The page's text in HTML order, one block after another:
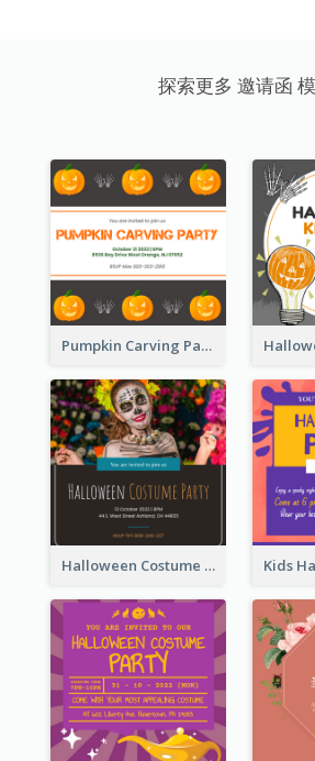
探索更多 邀请函
Pumpkin Carving Party Invitation
Halloween Costume Party Invitation